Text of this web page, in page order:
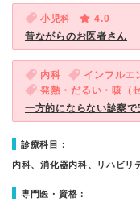
小児科
4.0
昔ながらのお医者さん
内科
インフルエ
発熱・だるい・咳（
一方的にならない診察で
診療科目：
内科、消化器内科、リハビリ
専門医・資格：